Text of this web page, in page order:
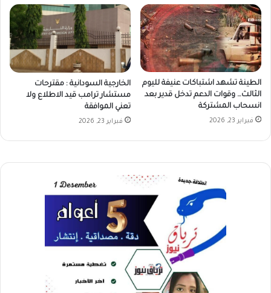
الطينة تشهد اشتباكات عنيفة لليوم
الثالث… وقوات الدعم تدخل قدير بعد
انسحاب المشتركة
فبراير 23, 2026
الخارجية السودانية : مقترحات
مستشار ترامب قيد الاطلاع ولا
تعني الموافقة
فبراير 23, 2026